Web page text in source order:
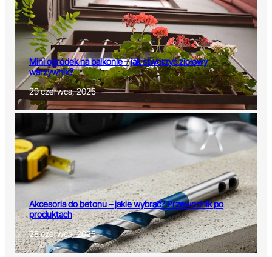
Mini ogródek na balkonie – jak stworzyć ziołowy
warzywnik?
29 czerwca, 2025
Akcesoria do betonu – jakie wybrać? Przewodnik po
produktach
28 czerwca, 2025